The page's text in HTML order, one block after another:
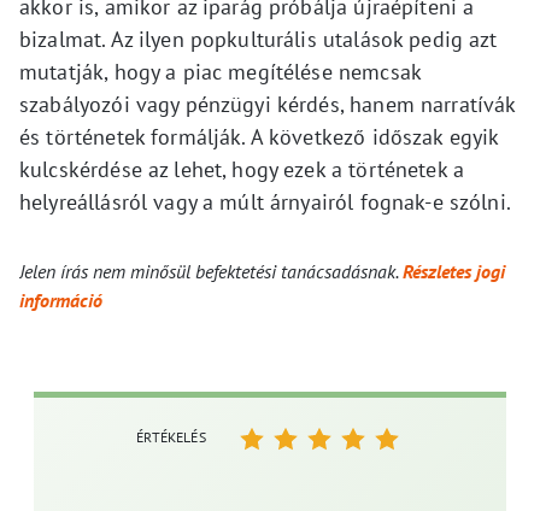
akkor is, amikor az iparág próbálja újraépíteni a
bizalmat. Az ilyen popkulturális utalások pedig azt
mutatják, hogy a piac megítélése nemcsak
szabályozói vagy pénzügyi kérdés, hanem narratívák
és történetek formálják. A következő időszak egyik
kulcskérdése az lehet, hogy ezek a történetek a
helyreállásról vagy a múlt árnyairól fognak-e szólni.
Jelen írás nem minősül befektetési tanácsadásnak.Részletes jogi
információ
ÉRTÉKELÉS